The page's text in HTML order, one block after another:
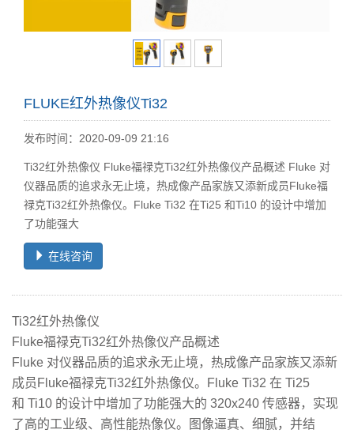
FLUKE红外热像仪Ti32
发布时间：2020-09-09 21:16
Ti32红外热像仪 Fluke福禄克Ti32红外热像仪产品概述 Fluke 对
仪器品质的追求永无止境，热成像产品家族又添新成员Fluke福
禄克Ti32红外热像仪。Fluke Ti32 在Ti25 和Ti10 的设计中增加
了功能强大
在线咨询
Ti32红外热像仪
Fluke福禄克Ti32红外热像仪产品概述
Fluke 对仪器品质的追求永无止境，热成像产品家族又添新
成员Fluke福禄克Ti32红外热像仪。Fluke Ti32 在 Ti25
和 Ti10 的设计中增加了功能强大的 320x240 传感器，实现
了高的工业级、高性能热像仪。图像逼真、细腻，并结